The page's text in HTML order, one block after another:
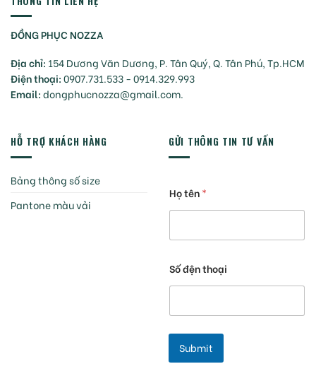
ĐỒNG PHỤC NOZZA
Địa chỉ: 154 Dương Văn Dương, P. Tân Quý, Q. Tân Phú, Tp.HCM
Điện thoại:0907.731.533 - 0914.329.993
Email:dongphucnozza@gmail.com.
HỖ TRỢ KHÁCH HÀNG
Bảng thông số size
Pantone màu vải
GỬI THÔNG TIN TƯ VẤN
Họ tên*
Số đện thoại
Submit